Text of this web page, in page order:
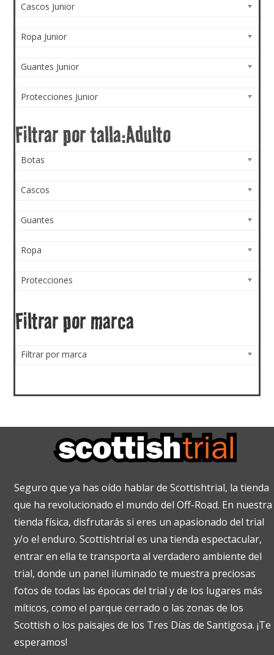
Cascos Junior
Ropa Junior
Guantes Junior
Protecciones Junior
Botas
Cascos
Guantes
Ropa
Protecciones
Filtrar por marca
Filtrar por marca
Seguro que ya has oído hablar de Scottishtrial, la tienda
que ha revolucionado el mundo del Off-Road. En nuestra
tienda física, disfrutarás si eres un apasionado del trial
y/o el enduro. Scottishtrial es una tienda espectacular,
entrar en ella te transporta al verdadero ambiente del
trial, donde un panel iluminado te muestra preciosas
fotos de todas las épocas del trial y de los lugares más
míticos, como el parque cerrado o las zonas de los
Scottish o los paisajes de los Tres Días de Santigosa. ¡Te
esperamos!